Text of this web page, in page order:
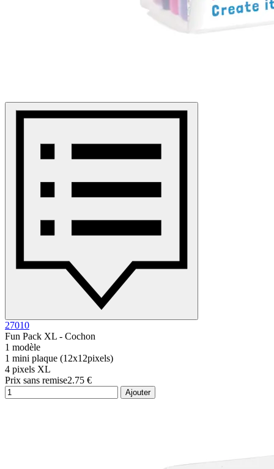
27010
Fun Pack XL - Cochon
1 modèle
1 mini plaque (12x12pixels)
4 pixels XL
Prix sans remise2.75 €
Ajouter